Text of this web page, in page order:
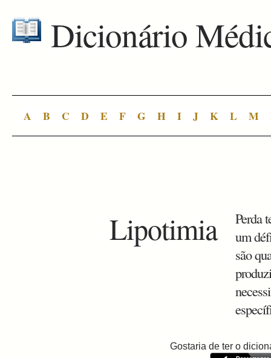
Dicionário
A B C D E F G H I J K L M
Lipotimia
Perda
um
são
Gostaria de ter o